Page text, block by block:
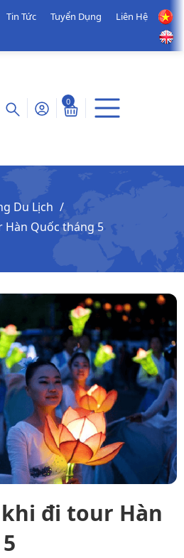
Tin Tức Tuyển Dụng Liên Hệ
0
Du Lịch
Quốc tháng 5
đi tour Hàn